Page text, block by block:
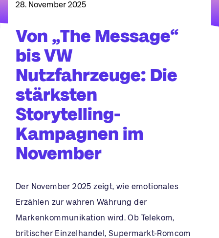
28. November 2025
Von „The Message“
bis VW
Nutzfahrzeuge: Die
stärksten
Storytelling-
Kampagnen im
November
Der November 2025 zeigt, wie emotionales
Erzählen zur wahren Währung der
Markenkommunikation wird. Ob Telekom,
britischer Einzelhandel, Supermarkt-Romcom